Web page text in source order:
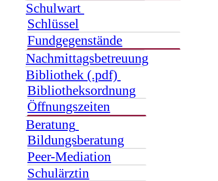
Schulwart
Schlüssel
Fundgegenstände
Nachmittagsbetreuung
Bibliothek (.pdf)
Bibliotheksordnung
Öffnungszeiten
Beratung
Bildungsberatung
Peer-Mediation
Schulärztin